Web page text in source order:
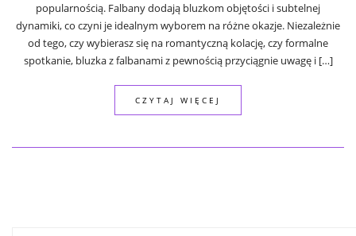
popularnością. Falbany dodają bluzkom objętości i subtelnej
dynamiki, co czyni je idealnym wyborem na różne okazje. Niezależnie
od tego, czy wybierasz się na romantyczną kolację, czy formalne
spotkanie, bluzka z falbanami z pewnością przyciągnie uwagę i […]
CZYTAJ WIĘCEJ